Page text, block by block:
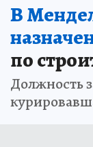
В
по
Должность